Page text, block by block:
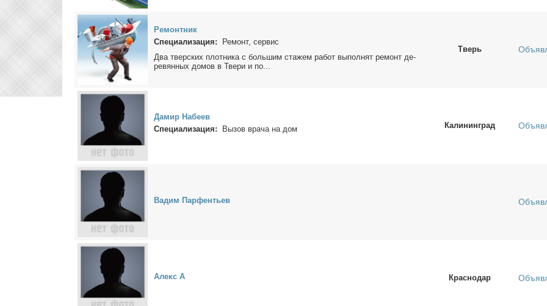
Ре­монт­ник
Специализация: Ремонт, сервис
Два твер­ских плот­ни­ка с боль­шим ста­жем ра­бот вы­пол­нят ре­монт де­
ре­вян­ных до­мов в Тве­ри и по...
Тверь
Да­мир На­бе­ев
Специализация: Вызов врача на дом Калининград
Ва­дим Пар­фен­тьев
Алекс А Краснодар